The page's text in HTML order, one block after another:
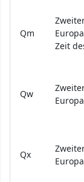
Qm
Zeit
Qw
Qx